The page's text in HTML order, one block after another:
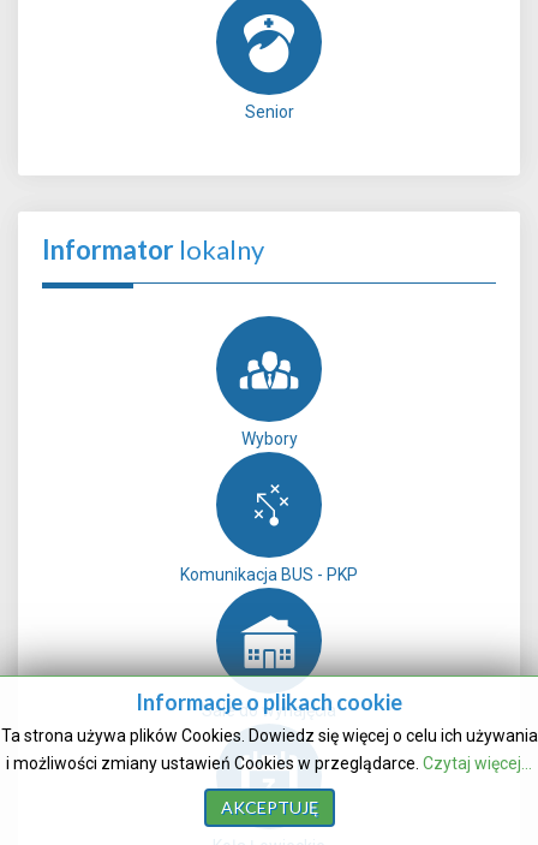
Senior
Informator lokalny
Wybory
Komunikacja BUS - PKP
Sale do wynajęcia
Informacje o plikach cookie
Ta strona używa plików Cookies. Dowiedz się więcej o celu ich używania
i możliwości zmiany ustawień Cookies w przeglądarce. Czytaj więcej...
AKCEPTUJĘ